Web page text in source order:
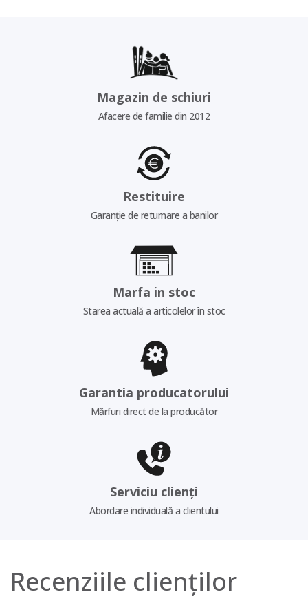
Magazin de schiuri
Afacere de familie din 2012
Restituire
Garanție de returnare a banilor
Marfa in stoc
Starea actuală a articolelor în stoc
Garantia producatorului
Mărfuri direct de la producător
Serviciu clienți
Abordare individuală a clientului
Recenziile clienților